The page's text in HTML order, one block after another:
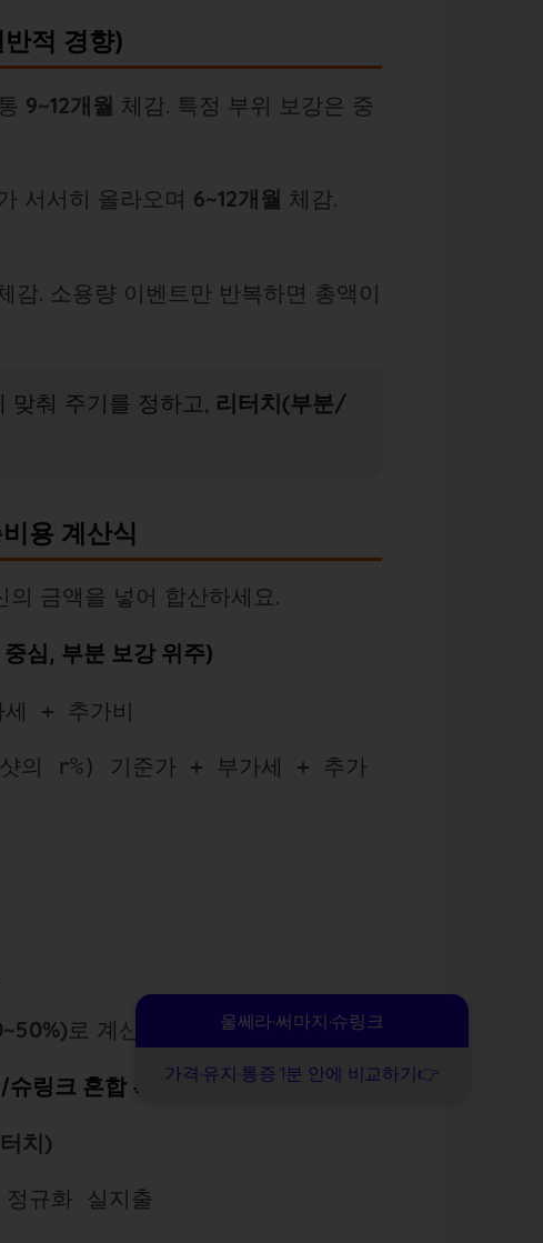
적 경향)
9~12개월 체감. 특정 부위 보강은 중
서서히 올라오며 6~12개월 체감.
감. 소용량 이벤트만 반복하면 총액이
맞춰 주기를 정하고, 리터치(부분/
용 계산식
의 금액을 넣어 합산하세요.
심, 부분 보강 위주)
+ 추가비
의 r%) 기준가 + 부가세 + 추가
로 계산하면 실전 감각과 유사.
링크 혼합 혹은 울쎄라 보강)
치)
규화 실지출
울쎄라·써마지·슈링크
가격·유지·통증 1분 안에 비교하기👉